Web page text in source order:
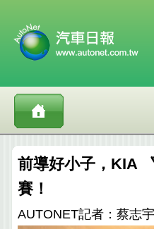
前導好小子，KIA
賽！
AUTONET記者：蔡志